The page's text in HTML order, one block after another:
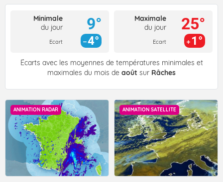
Minimale
du jour
Ecart
9°
4°
Maximale
du jour
Ecart
25°
1°
Écarts avec les moyennes de températures minimales et
maximales du mois de août sur Râches
ANIMATION RADAR ANIMATION SATELLITE